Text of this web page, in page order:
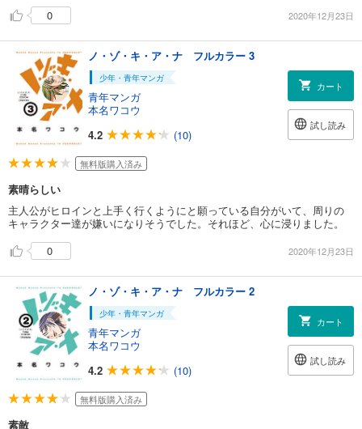
0
2020年12月23日
ノ・ゾ・キ・ア・ナ フルカラー 3
少年・青年マンガ
青年マンガ
本名ワコウ
4.2
(10)
カート
試し読み
無料版購入済み
素晴らしい
主人公がヒロインと上手く行くようにと願っている自分がいて、周りの
キャラクター達が嫌いになりそうでした。それほど、心に浸りました。
0
2020年12月23日
ノ・ゾ・キ・ア・ナ フルカラー 2
少年・青年マンガ
青年マンガ
本名ワコウ
4.2
(10)
カート
試し読み
無料版購入済み
素敵